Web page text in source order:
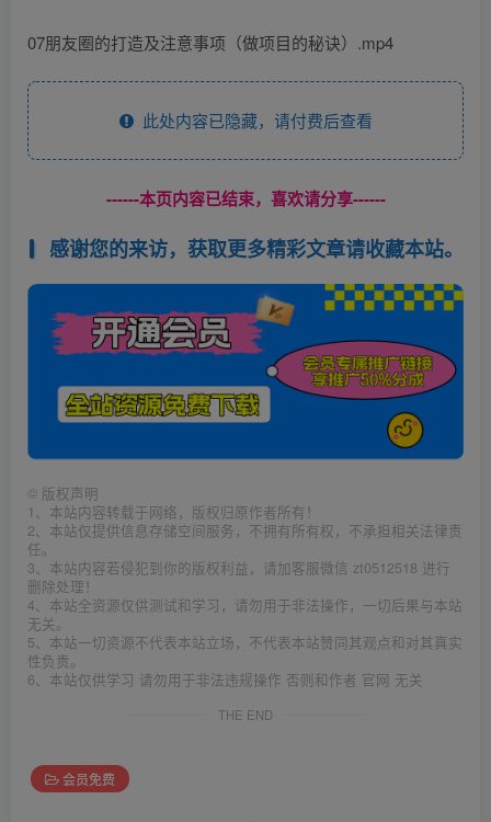
07朋友圈的打造及注意事项（做项目的秘诀）.mp4
此处内容已隐藏，请付费后查看
------本页内容已结束，喜欢请分享------
感谢您的来访，获取更多精彩文章请收藏本站。
© 版权声明
1、本站内容转载于网络，版权归原作者所有！
2、本站仅提供信息存储空间服务，不拥有所有权，不承担相关法律责
任。
3、本站内容若侵犯到你的版权利益，请加客服微信 zt0512518 进行
删除处理！
4、本站全资源仅供测试和学习，请勿用于非法操作，一切后果与本站
无关。
5、本站一切资源不代表本站立场，不代表本站赞同其观点和对其真实
性负责。
6、本站仅供学习 请勿用于非法违规操作 否则和作者 官网 无关
THE END
会员免费